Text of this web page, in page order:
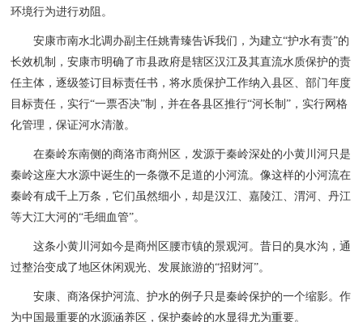
环境行为进行劝阻。
安康市南水北调办副主任姚青臻告诉我们，为建立“护水有责”的
长效机制，安康市明确了市县政府是辖区汉江及其直流水质保护的责
任主体，逐级签订目标责任书，将水质保护工作纳入县区、部门年度
目标责任，实行“一票否决”制，并在各县区推行“河长制”，实行网格
化管理，保证河水清澈。
在秦岭东南侧的商洛市商州区，发源于秦岭深处的小黄川河只是
秦岭这座大水源中诞生的一条微不足道的小河流。像这样的小河流在
秦岭有成千上万条，它们虽然细小，却是汉江、嘉陵江、渭河、丹江
等大江大河的“毛细血管”。
这条小黄川河如今是商州区腰市镇的景观河。昔日的臭水沟，通
过整治变成了地区休闲观光、发展旅游的“招财河”。
安康、商洛保护河流、护水的例子只是秦岭保护的一个缩影。作
为中国最重要的水源涵养区，保护秦岭的水显得尤为重要。